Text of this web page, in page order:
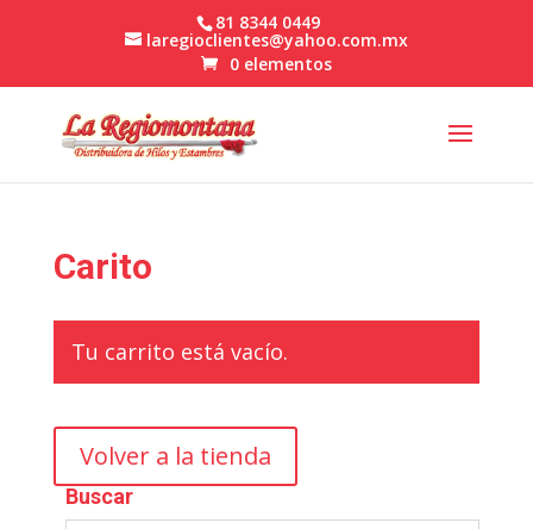
81 8344 0449
laregioclientes@yahoo.com.mx
0 elementos
Carito
Tu carrito está vacío.
Volver a la tienda
Buscar